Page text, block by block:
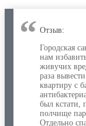
Отзыв:
Городская
нам
живучих
раза
квартиру с
был кстати,
полчище
Отдельно